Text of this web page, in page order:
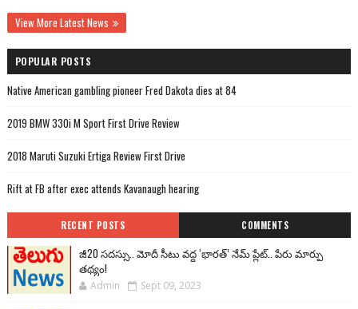
View More Latest News
POPULAR POSTS
Native American gambling pioneer Fred Dakota dies at 84
2019 BMW 330i M Sport First Drive Review
2018 Maruti Suzuki Ertiga Review First Drive
Rift at FB after exec attends Kavanaugh hearing
RECENT POSTS COMMENTS
జీ20 సదస్సు.. మోదీ సీటు వద్ద ‘భారత్’ నేమ్ ప్లేట్‌.. పేరు మార్పు
తథ్యం!
Admin Sept 09, 2023